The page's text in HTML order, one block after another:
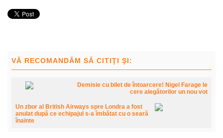
VĂ RECOMANDĂM SĂ CITIŢI ŞI:
Demisie cu bilet de întoarcere! Nigel Farage le
cere alegătorilor un nou vot
Un zbor al British Airways spre Londra a fost
anulat după ce echipajul s-a îmbătat cu o seară
înainte